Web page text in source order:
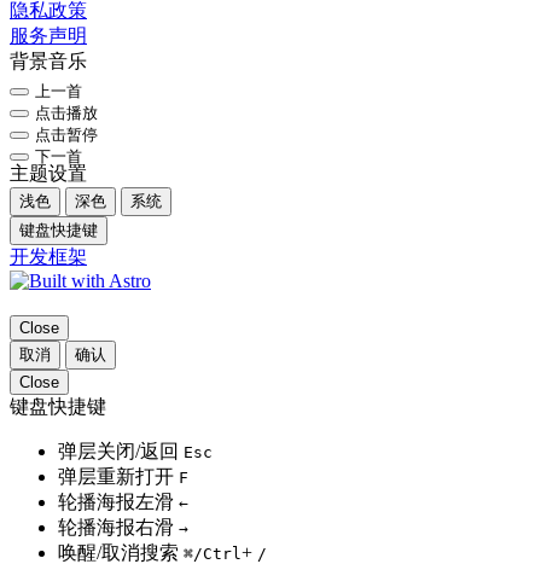
隐私政策
服务声明
背景音乐
上一首
点击播放
点击暂停
下一首
主题设置
浅色 深色
系统
键盘快捷键
开发框架
Close
取消
确认
Close
键盘快捷键
弹层关闭/返回 Esc
弹层重新打开 F
轮播海报左滑 ←
轮播海报右滑 →
唤醒/取消搜索 ⌘/Ctrl + /